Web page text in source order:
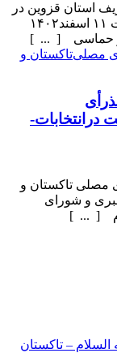
استان قزوین در
پاسداشت حضور آگاهانه ملت در انتخابات ۱۱ اسفند۱۴۰۲
حماسی [ ... ]
مصلی تاکستان و
و شورای
[ ... ]